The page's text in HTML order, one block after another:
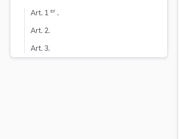
Art. 1 er .
Art. 2.
Art. 3.